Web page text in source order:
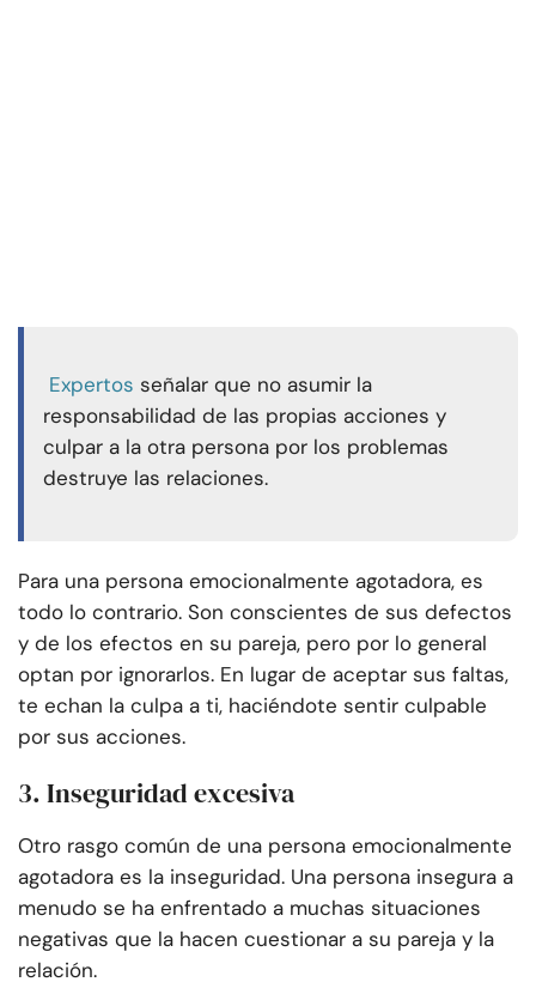
Expertos señalar que no asumir la
responsabilidad de las propias acciones y
culpar a la otra persona por los problemas
destruye las relaciones.
Para una persona emocionalmente agotadora, es
todo lo contrario. Son conscientes de sus defectos
y de los efectos en su pareja, pero por lo general
optan por ignorarlos. En lugar de aceptar sus faltas,
te echan la culpa a ti, haciéndote sentir culpable
por sus acciones.
3. Inseguridad excesiva
Otro rasgo común de una persona emocionalmente
agotadora es la inseguridad. Una persona insegura a
menudo se ha enfrentado a muchas situaciones
negativas que la hacen cuestionar a su pareja y la
relación.